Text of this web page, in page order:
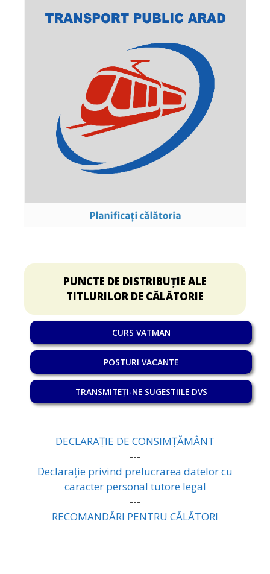
PUNCTE DE DISTRIBUȚIE ALE
TITLURILOR DE CĂLĂTORIE
CURS VATMAN
POSTURI VACANTE
TRANSMITEȚI-NE SUGESTIILE DVS
DECLARAȚIE DE CONSIMȚĂMÂNT
---
Declarație privind prelucrarea datelor cu
caracter personal tutore legal
---
RECOMANDĂRI PENTRU CĂLĂTORI